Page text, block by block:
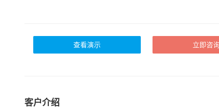
查看演示 立即咨
客户介绍